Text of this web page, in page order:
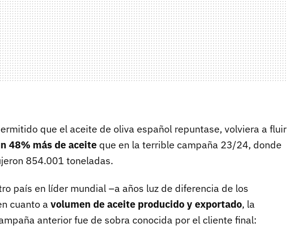
que el aceite de oliva español repuntase, volviera a fluir
48% más de aceite que en la terrible campaña 23/24, donde
854.001 toneladas.
país en líder mundial –a años luz de diferencia de los
cuanto a volumen de aceite producido y exportado, la
anterior fue de sobra conocida por el cliente final: